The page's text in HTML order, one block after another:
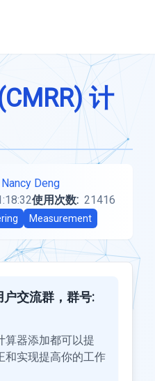
计
Nancy Deng
使用次数: 21416
Measurement
户交流群，群号:
算器添加都可以提
和实现提高你的工作